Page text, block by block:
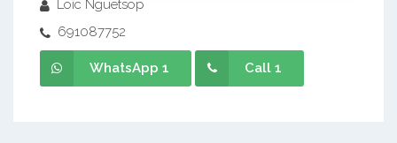
Loïc Nguetsop
691087752
WhatsApp 1 Call 1